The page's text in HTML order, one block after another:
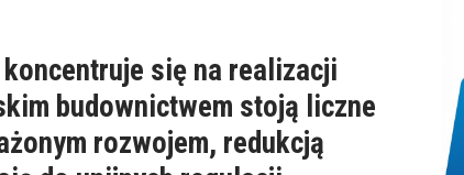
się na realizacji
budownictwem stoją liczne
rozwojem, redukcją